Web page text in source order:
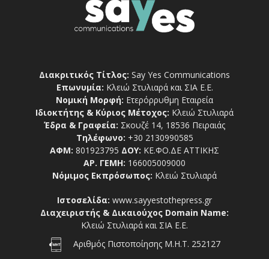
Διακριτικός Τίτλος: Say Yes Communications
Επωνυμία: Κλειώ Στυλιαρά και ΣΙΑ Ε.Ε.
Νομική Μορφή: Ετερόρρυθμη Εταιρεία
Ιδιοκτήτης & Κύριος Μέτοχος: Κλειώ Στυλιαρά
Έδρα & Γραφεία: Σκουζέ 14, 18536 Πειραιάς
Τηλέφωνο: +30 2130990585
ΑΦΜ: 801923795 ΔΟΥ: ΚΕ.ΦΟ.ΔΕ ΑΤΤΙΚΗΣ
ΑΡ. ΓΕΜΗ: 166005009000
Νόμιμος Εκπρόσωπος: Κλειώ Στυλιαρά
Ιστοσελίδα: www.sayyestothepress.gr
Διαχειριστής & Δικαιούχος Domain Name:
Κλειώ Στυλιαρά και ΣΙΑ Ε.Ε.
Αριθμός Πιστοποίησης Μ.Η.Τ. 252127